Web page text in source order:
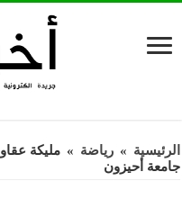
الرئيسية » رياضة » مليكة
جامعة أحيزون